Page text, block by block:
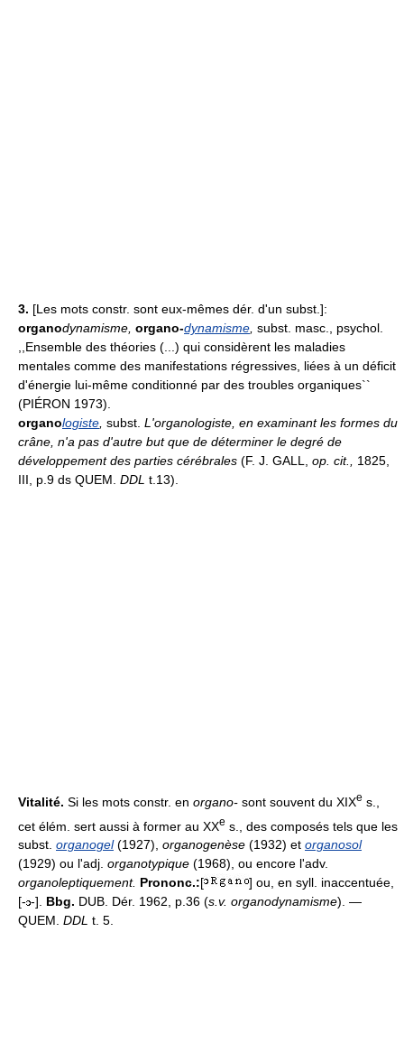
3. [Les mots constr. sont eux-mêmes dér. d'un subst.]:
organodynamisme, organo-dynamisme subst. masc., psychol.
,,Ensemble des théories (...) qui considèrent les maladies
mentales comme des manifestations régressives, liées à un déficit
d'énergie lui-même conditionné par des troubles organiques``
(PIÉRON 1973).
organologiste subst. L'organologiste, en examinant les formes du
crâne, n'a pas d'autre but que de déterminer le degré de
développement des parties cérébrales (F. J. GALL, op. cit.,
1825,
III, p.9 ds QUEM. DDL t.13).
Vitalité. Si les mots constr. en organo- sont souvent du XIXe s.,
cet élém. sert aussi à former au XXe s., des composés tels que les
subst. organogel(1927), organogenèse (1932) et organosol
(1929) ou l'adj. organotypique (1968), ou encore l'adv.
organoleptiquement. Prononc.:[
] ou, en syll. inaccentuée,
[- -]. Bbg. DUB. Dér. 1962, p.36 (s.v. organodynamisme). —
QUEM. DDL t. 5.